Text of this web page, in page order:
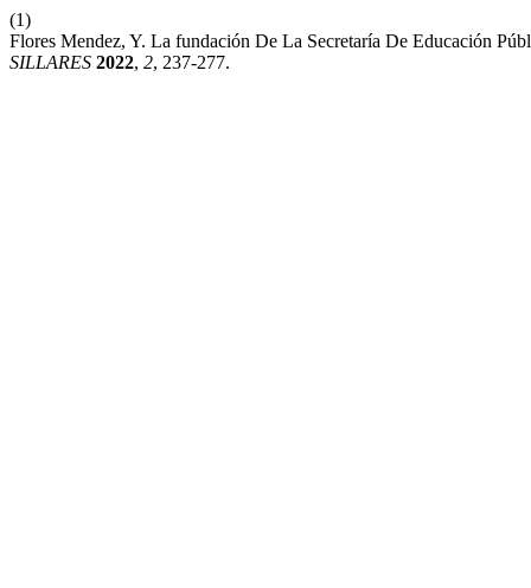
(1)
Flores Mendez, Y. La fundación De La Secretaría De Educación
SILLARES 2022, 2, 237-277.